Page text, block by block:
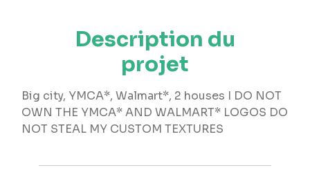
Description du
projet
Big city, YMCA*, Walmart*, 2 houses I DO NOT
OWN THE YMCA* AND WALMART* LOGOS DO
NOT STEAL MY CUSTOM TEXTURES